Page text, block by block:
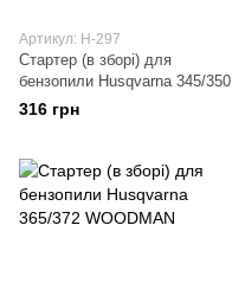
Артикул: H-297
Стартер (в зборі) для
бензопили Husqvarna 345/350
WOODMAN
316 грн